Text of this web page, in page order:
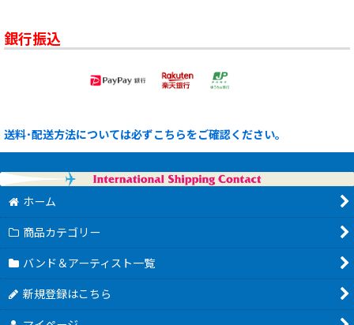
銀行振込
送料･配送方法については必ずこちらをご確認ください。
ホーム
商品カテゴリー
バンド＆アーティスト一覧
新規登録はこちら